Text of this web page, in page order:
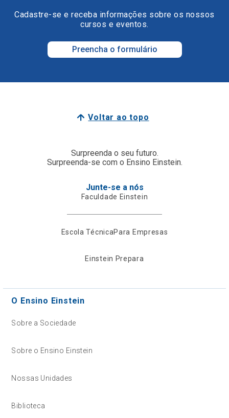
Cadastre-se e receba informações sobre os nossos
cursos e eventos.
Preencha o formulário
Voltar ao topo
Surpreenda o seu futuro.
Surpreenda-se com o Ensino Einstein.
Junte-se a nós
Faculdade Einstein
Escola TécnicaPara Empresas
Einstein Prepara
O Ensino Einstein
Sobre a Sociedade
Sobre o Ensino Einstein
Nossas Unidades
Biblioteca